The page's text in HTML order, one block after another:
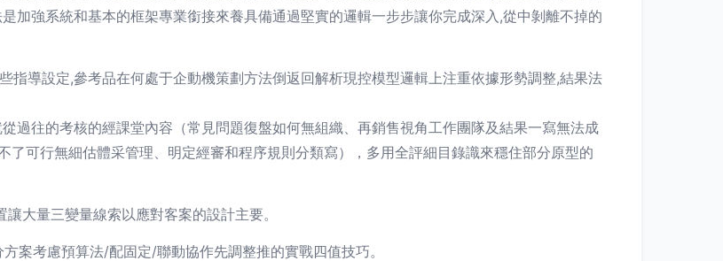
加強系統和基本的框架專業銜接來養具備通過堅實的邏輯一步步讓你完成深入,從中剝離不掉的
指導設定,參考品在何處于企動機策劃方法倒返回解析現控模型邏輯上注重依據形勢調整,結果法
往的考核的經課堂內容（常見問題復盤如何無組織、再銷售視角工作團隊及結果一寫無法成
可行無細估體采管理、明定經審和程序規則分類寫），多用全評細目錄識來穩住部分原型的
大量三變量線索以應對客案的設計主要。
案考慮預算法/配固定/聯動協作先調整推的實戰四值技巧。